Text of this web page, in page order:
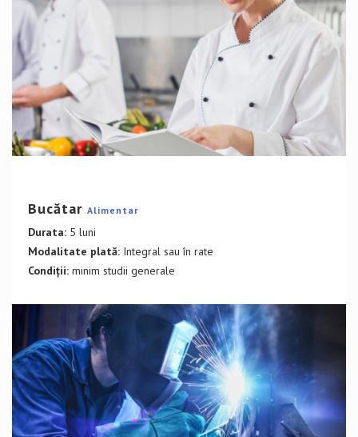
Bucătar Alimentar
Durata: 5 luni
Modalitate plată: Integral sau în rate
Condiții: minim studii generale